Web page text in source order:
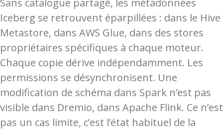
Sans catalogue partagé, les métadonnées
Iceberg se retrouvent éparpillées : dans le Hive
Metastore, dans AWS Glue, dans des stores
propriétaires spécifiques à chaque moteur.
Chaque copie dérive indépendamment. Les
permissions se désynchronisent. Une
modification de schéma dans Spark n’est pas
visible dans Dremio, dans Apache Flink. Ce n’est
pas un cas limite, c’est l’état habituel de la